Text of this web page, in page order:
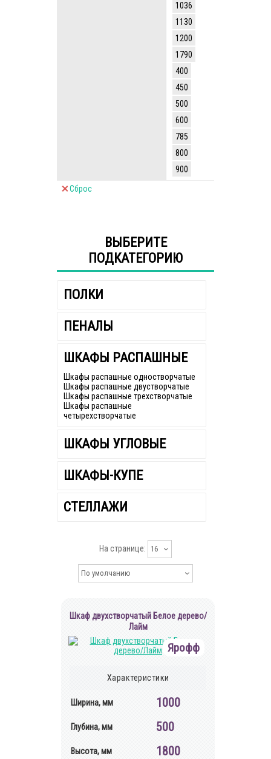
1036
1130
1200
1790
400
450
500
600
785
800
900
Сброс
ВЫБЕРИТЕ
ПОДКАТЕГОРИЮ
ПОЛКИ
ПЕНАЛЫ
ШКАФЫ РАСПАШНЫЕ
Шкафы распашные одностворчатые
Шкафы распашные двустворчатые
Шкафы распашные трехстворчатые
Шкафы распашные
четырехстворчатые
ШКАФЫ УГЛОВЫЕ
ШКАФЫ-КУПЕ
СТЕЛЛАЖИ
На странице: 16
По умолчанию
Шкаф двухстворчатый Белое дерево/
Лайм
Ярофф
Характеристики
Ширина, мм 1000
Глубина, мм 500
Высота, мм 1800